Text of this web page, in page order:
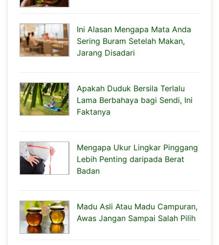
Ini Alasan Mengapa Mata Anda
Sering Buram Setelah Makan,
Jarang Disadari
Apakah Duduk Bersila Terlalu
Lama Berbahaya bagi Sendi, Ini
Faktanya
Mengapa Ukur Lingkar Pinggang
Lebih Penting daripada Berat
Badan
Madu Asli Atau Madu Campuran,
Awas Jangan Sampai Salah Pilih